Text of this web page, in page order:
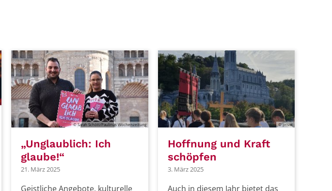
© Sarah Schött/Paulinus Wochenzeitung
„Unglaublich: Ich
glaube!“
21. März 2025
Geistliche Angebote, kulturelle
© privat
Hoffnung und Kraft
schöpfen
3. März 2025
Auch in diesem Jahr bietet das